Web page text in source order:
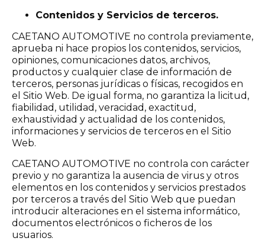
Contenidos y Servicios de terceros.
CAETANO AUTOMOTIVE no controla previamente,
aprueba ni hace propios los contenidos, servicios,
opiniones, comunicaciones datos, archivos,
productos y cualquier clase de información de
terceros, personas jurídicas o físicas, recogidos en
el Sitio Web. De igual forma, no garantiza la licitud,
fiabilidad, utilidad, veracidad, exactitud,
exhaustividad y actualidad de los contenidos,
informaciones y servicios de terceros en el Sitio
Web.
CAETANO AUTOMOTIVE no controla con carácter
previo y no garantiza la ausencia de virus y otros
elementos en los contenidos y servicios prestados
por terceros a través del Sitio Web que puedan
introducir alteraciones en el sistema informático,
documentos electrónicos o ficheros de los
usuarios.